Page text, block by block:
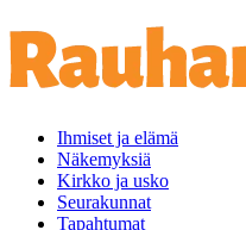
Ihmiset ja elämä
Näkemyksiä
Kirkko ja usko
Seurakunnat
Tapahtumat